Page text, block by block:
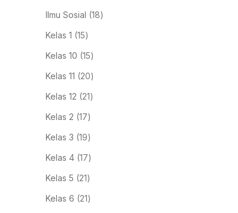
Ilmu Sosial 18
Kelas 1 15
Kelas 10 15
Kelas 11
20
Kelas 12
21
Kelas 2 17
Kelas 3 19
Kelas 4 17
Kelas 5
21
Kelas 6
21